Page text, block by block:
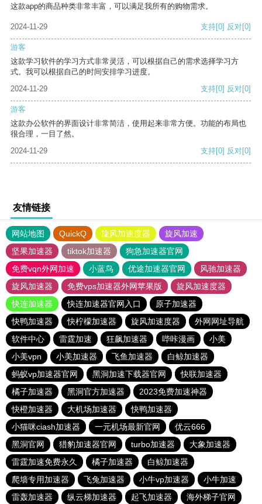
这款app的商品种类非常丰富，可以满足我所有的购物需求。
2024-11-29 支持[0] 反对[0]
游客
这款学习软件的学习方式非常灵活，可以根据自己的需求选择学习方
式。我可以根据自己的时间安排学习进度。
2024-11-29
支持[0] 反对[0]
游客
这款办公软件的界面设计非常简洁，使用起来非常方便。功能的布局也
很合理，一目了然。
2024-11-29
支持[0] 反对[0]
友情链接
网站地图 QuickQ 旋风加速度器
旋风加速
坚果加速器
tiktok加速器
狗急加速器官网
免费vqn外网加速
小蓝鸟 优途加速器官网
风驰加速器
旋风加速器
免费vps加速器外网苹果版
旋风加速度器
快连加速器
快连加速器官网入口
原子加速器
快鸭加速器
快柠檬加速器 旋风加速度器
外网网址导航
软件中心
雷霆加速 狂飙加速器 哔咔漫画
小美
小美vpn
小美加速器 飞鱼加速器
白鲸加速器
蚂蚁vp加速器官网
黑洞加速下载器官网
快联加速器
橘子加速器
黑洞官方加速器
2023免费加速神器
快橙加速器
大机场加速器
快鸭加速器
小猫咪ciash加速器
一元机场最新官网
优云666
黑洞官网
猎豹加速器官网 turbo加速器
大象加速器
雷霆加速免费永久
橘子加速器
白鲸加速器
爬墙专用加速器
飞兔加速器 小牛vp加速器
小牛加速
雷轰加速器
纵云梯加速器 起飞加速器 海外梯子官网